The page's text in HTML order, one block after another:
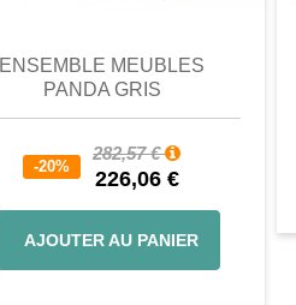
ENSEMBLE MEUBLES
PANDA GRIS
-20%
282,57 €
226,06 €
AJOUTER AU PANIER